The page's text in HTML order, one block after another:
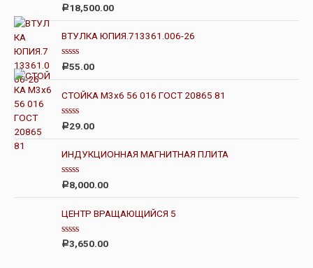
О
е
н
к
а
0
и
з
Р18,500.00
ВТУЛКА ЮПИЯ.713361.006-26
О
н
к
а
0
и
з
Р55.00
СТОЙКА М3х6 56 016 ГОСТ 20865 81
О
е
н
к
а
0
и
з
Р29.00
ИНДУКЦИОННАЯ МАГНИТНАЯ ПЛИТА
О
н
к
а
0
и
Р8,000.00
ЦЕНТР ВРАЩАЮЩИЙСЯ 5
О
Р3,650.00